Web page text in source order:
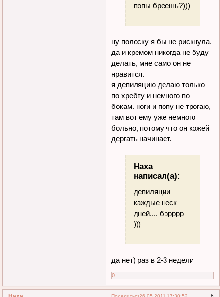
попы бреешь?)))
ну полоску я бы не рискнула.
да и кремом никогда не буду
делать, мне само он не
нравится.
я депиляцию делаю только
по хребту и немного по
бокам. ноги и попу не трогаю,
там вот ему уже немного
больно, потому что он кожей
дергать начинает.
Наха
написал(а):
депиляции
каждые неск
дней.... бррррр
)))
да нет) раз в 2-3 недели
0
Поделиться 8
26.05.2011 17:30:52